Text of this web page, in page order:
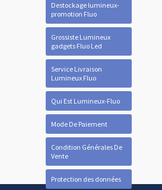
Destockage lumineux-
promotion Fluo
Grossiste Lumineux
gadgets Fluo Led
Service Livraison
Lumineux Fluo
Qui Est Lumineux-Fluo
Mode De Paiement
Condition Générales De
Vente
Protection des données